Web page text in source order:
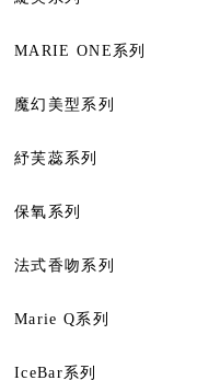
MARIE ONE系列
魔幻美型系列
紓芙蕊系列
保氧系列
法式香吻系列
Marie Q系列
IceBar系列